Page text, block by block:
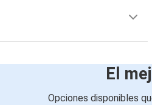
El
Opciones disponibles